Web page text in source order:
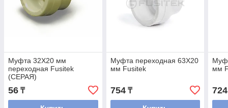
Муфта 32Х20 мм
переходная Fusitek
(СЕРАЯ)
56 ₸
Муфта переходная 63Х20
мм Fusitek
754₸
мм
724